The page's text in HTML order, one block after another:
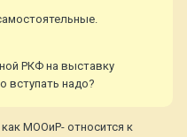
РКФ на выставку
вступать надо?
МООиР- относится к